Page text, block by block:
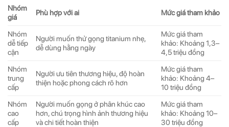
Nhóm
giá
Phù hợp với ai Mức giá tham khảo
Nhóm
dễ tiếp
cận
Người muốn thử gọng titanium nhẹ,
dễ dùng hằng ngày
Mức giá tham
khảo: Khoảng 1,3–
4,5 triệu đồng
Nhóm
trung
cấp
Người ưu tiên thương hiệu, độ hoàn
thiện hoặc phong cách rõ hơn
Mức giá tham
khảo: Khoảng 4–
10 triệu đồng
Nhóm
cao
cấp
Người muốn gọng ở phân khúc cao
hơn, chú trọng hình ảnh thương hiệu
và chi tiết hoàn thiện
Mức giá tham
khảo: Khoảng 10–
30 triệu đồng